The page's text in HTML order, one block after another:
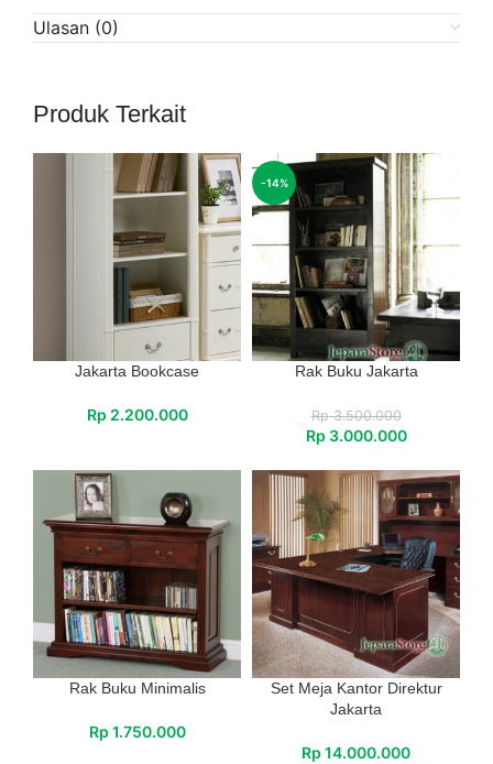
Ulasan (0)
Produk Terkait
Jakarta Bookcase
Rp 2.200.000
-14%
Rak Buku Jakarta
Rp3.500.000
Rp 3.000.000
Rak Buku Minimalis
Rp 1.750.000
Set Meja Kantor Direktur
Jakarta
Rp 14.000.000